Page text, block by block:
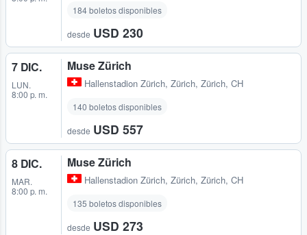
184 boletos disponibles
desde USD 230
7 DIC.
LUN.
8:00 p. m.
Muse Zürich
Hallenstadion Zürich, Zürich, Zürich, CH
140 boletos disponibles
desde USD 557
8 DIC.
MAR.
8:00 p. m.
Muse Zürich
Hallenstadion Zürich, Zürich, Zürich, CH
135 boletos disponibles
desde USD 273